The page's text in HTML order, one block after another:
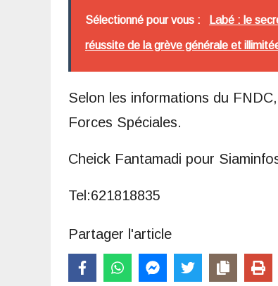
Sélectionné pour vous : Labé : le
réussite de la grève générale et
Selon les informations du
Forces Spéciales.
Cheick Fantamadi pour
Tel:621818835
Partager l'article